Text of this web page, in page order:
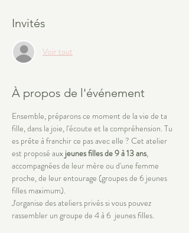
Invités
Voir tout
À propos de l'événement
Ensemble, préparons ce moment de la vie de ta
fille, dans la joie, l'écoute et la compréhension. Tu
es prête à franchir ce pas avec elle ? ​Cet atelier
est proposé aux jeunes filles de 9 à 13 ans,
accompagnées de leur mère ou d'une femme
proche, de leur entourage (groupes de 6 jeunes
filles maximum).​
​J'organise des ateliers privés si vous pouvez
rassembler un groupe de 4 à 6  jeunes filles.